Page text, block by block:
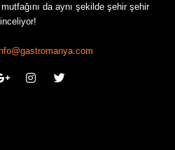
da aynı şekilde şehir şehir
inceliyor!